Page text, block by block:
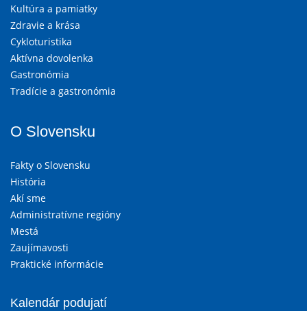
Kultúra a pamiatky
Zdravie a krása
Cykloturistika
Aktívna dovolenka
Gastronómia
Tradície a gastronómia
O Slovensku
Fakty o Slovensku
História
Akí sme
Administratívne regióny
Mestá
Zaujímavosti
Praktické informácie
Kalendár podujatí